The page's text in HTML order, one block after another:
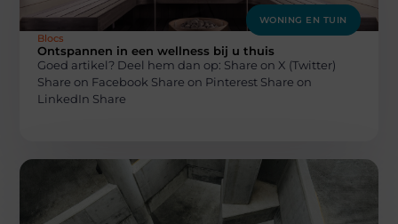
WONING EN TUIN
Blocs
Ontspannen in een wellness bij u thuis
Goed artikel? Deel hem dan op: Share on X (Twitter)
Share on Facebook Share on Pinterest Share on
LinkedIn Share